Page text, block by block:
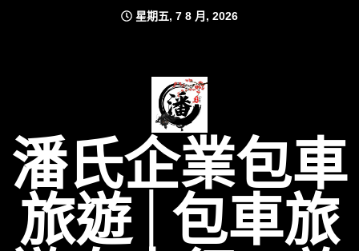
星期五, 7 8 月, 2026
潘氏企業包車
旅遊│包車旅